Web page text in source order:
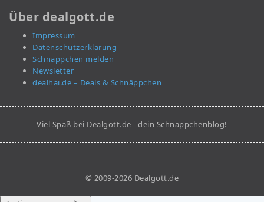
Über dealgott.de
Impressum
Datenschutzerklärung
Schnäppchen melden
Newsletter
dealhai.de – Deals & Schnäppchen
Viel Spaß bei Dealgott.de - dein Schnäppchenblog!
© 2009-2026 Dealgott.de